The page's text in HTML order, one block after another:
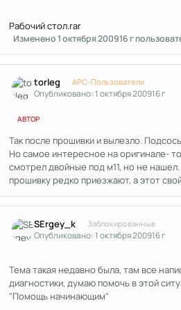
Рабочий стол.rar
Изменено1 октября 200916 г
torleg APC-Пользователи
Опубликовано:1 октября 200916 г
АВТОР
Так после прошивки и вылезло.
Но самое интересное на оригинале-
смотрел двойные под м11, но не
прошивку редко приезжают, а этот
SErgey_k Заблокированные
Опубликовано:1 октября 200916 г
Тема такая недавно была, там все
диагностики, думаю помочь в этой
"Помощь начинающим"